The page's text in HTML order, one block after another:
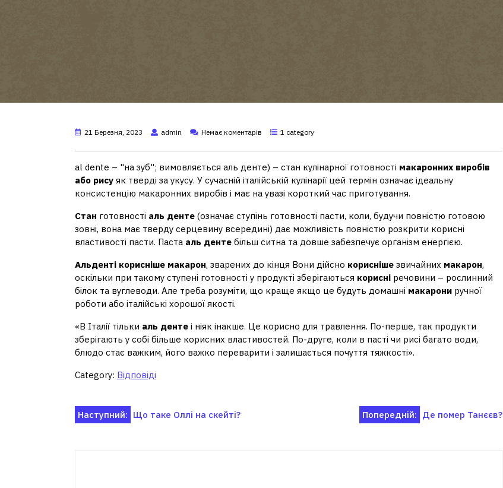
21 Березня, 2023 admin Немає коментарів 1 category
al dente – "на зуб"; вимовляється аль денте) – стан кулінарної готовності макаронних виробів
або рису як тверді за укусу. У сучасній італійській кулінарії цей термін означає ідеальну
консистенцію макаронних виробів і має на увазі короткий час приготування.
Стан готовності аль денте (означає ступінь готовності пасти, коли, будучи повністю готовою
зовні, вона має тверду серцевину всередині) дає можливість повністю розкрити корисні
властивості пасти. Паста аль денте більш ситна та довше забезпечує організм енергією.
Альденті корисніше макарон, зварених до кінця Вони дійсно корисніше звичайних макарон,
оскільки при такому ступені готовності у продукті зберігаються корисні речовини – рослинний
білок та вуглеводи. Але треба розуміти, що краще якщо це будуть домашні макарони ручної
роботи або італійські хорошої якості.
«В Італії тільки аль денте і ніяк інакше. Це корисно для травлення. По-перше, так продукти
зберігають у собі більше корисних властивостей. По-друге, коли в пасті чи рисі багато води,
блюдо стає важким, його важко переварити і залишається почуття тяжкості».
Category: Відповіді
Навігація
Попередній: Де помер Танєєв?
Наступний: Що таке Оллі на скейті?